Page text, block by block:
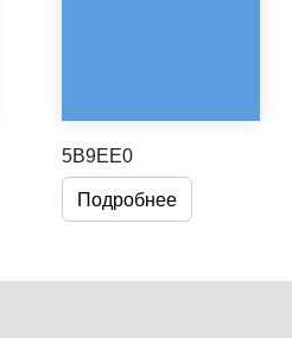
5B9EE0
Подробнее